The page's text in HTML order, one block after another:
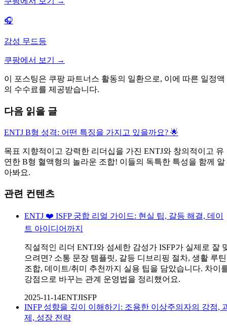
🎧
감성 무드등
쿠팡에서 보기 →
이 포스팅은 쿠팡 파트너스 활동의 일환으로, 이에 따른 일정액
의 수수료를 제공받습니다.
다음 읽을 글
ENTJ B형 성격: 어떤 특징을 가지고 있을까요? 🌟
목표 지향적이고 강력한 리더십을 가진 ENTJ와 창의적이고 유
연한 B형 혈액형의 놀라운 조합! 이들의 독특한 특성을 함께 알
아봐요.
관련 컨텐츠
ENTJ ❤️ ISFP 궁합 리얼 가이드: 현실 팁, 갈등 해결, 데이
트 아이디어까지
직설적인 리더 ENTJ와 섬세한 감성가 ISFP가 실제로 잘
으려면? 소통 문장 템플릿, 갈등 디브리핑 절차, 생활 루틴
조합, 데이트/취미 추천까지 실용 팁을 담았습니다. 차이
강점으로 바꾸는 관계 운영법을 정리했어요.
2025-11-14ENTJISFP
INFP 성향을 깊이 이해하기: 조용한 이상주의자의 강점,
제, 성장 전략